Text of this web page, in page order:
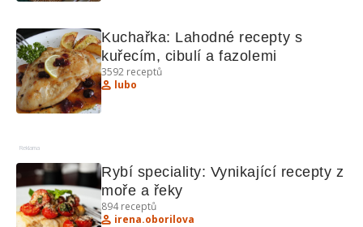
Kuchařka: Lahodné recepty s
kuřecím, cibulí a fazolemi
3592 receptů
lubo
Reklama
Rybí speciality: Vynikající recepty z
moře a řeky
894receptů
irena.oborilova